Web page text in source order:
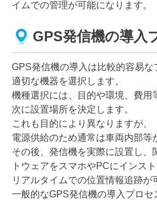
イムでの管理が可能になります。
GPS発信機の導入
GPS発信機の導入は比較的容易な
適切な機器を選択します。
機種選択には、目的や環境、費用
次に設置場所を決定します。
これも目的により異なりますが、
電源供給のため通常は車両内部等
その後、発信機を実際に設置し、
トウェアをスマホやPCにインスト
リアルタイムでの位置情報追跡が
一般的なGPS発信機の導入プロセ